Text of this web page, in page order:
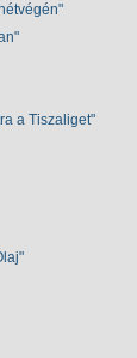
a Tiszaliget